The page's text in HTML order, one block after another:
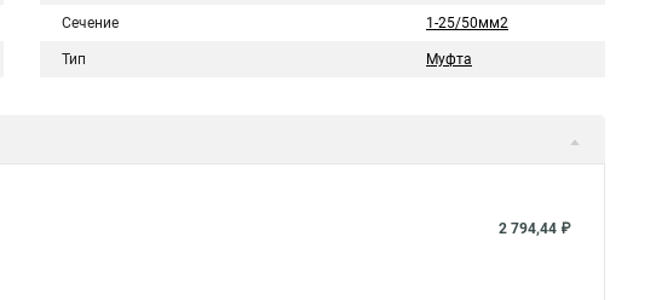
Сечение 1-25/50мм2
Тип Муфта
2 794,44 ₽